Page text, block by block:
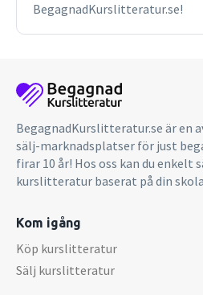
BegagnadKurslitteratur.se!
BegagnadKurslitteratur.se är en
sälj-marknadsplatser för just
firar 10 år! Hos oss kan du enkelt
kurslitteratur baserat på din
Kom igång
Köp kurslitteratur
Sälj kurslitteratur